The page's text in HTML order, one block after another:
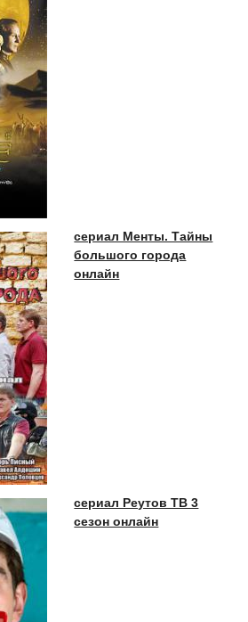
сериал Менты. Тайны
большого города
онлайн
сериал Реутов ТВ 3
сезон онлайн